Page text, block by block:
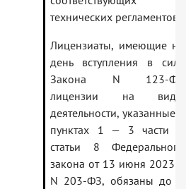
технических регламентов.
Лицензиаты, имеющие на
день вступления в силу
Закона N 123-ФЗ
лицензии на виды
деятельности, указанные в
пунктах 1 — 3 части 1
статьи 8 Федерального
закона от 13 июня 2023 г.
N 203-ФЗ, обязаны до 1